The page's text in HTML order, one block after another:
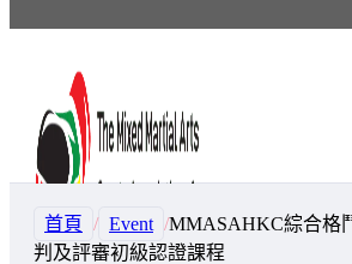
首頁 / Event /MMASAHKC綜合格
判及評審初級認證課程